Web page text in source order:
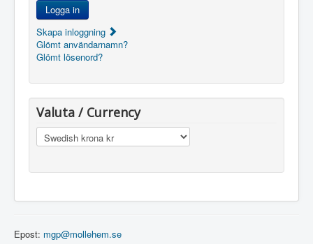
Logga in
Skapa inloggning
Glömt användarnamn?
Glömt lösenord?
Valuta / Currency
Epost: mgp@mollehem.se